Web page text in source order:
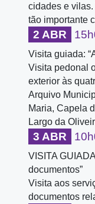
cidades e
tão importante
2 ABR
Visita guiada:
Visita pedonal
exterior às
Arquivo
Maria, Capela
Largo da
3 ABR
VISITA
documentos”
Visita aos
documentos